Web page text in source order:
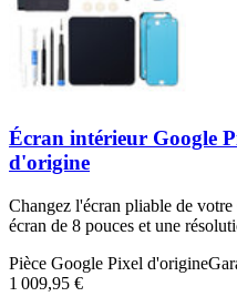
Écran intérieur Google
d'origine
Changez l'écran pliable de
écran de 8 pouces et une
Pièce Google Pixel d'origine
1 009,95 €